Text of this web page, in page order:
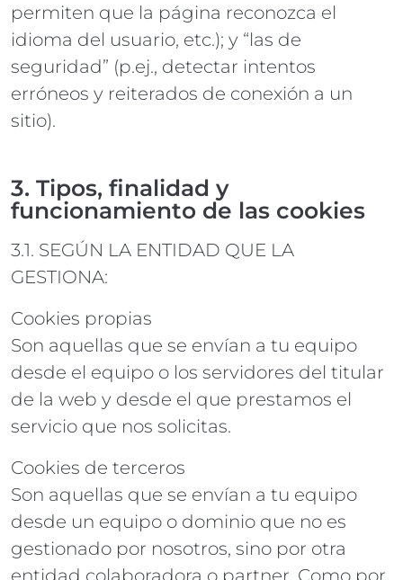
permiten que la página reconozca el
idioma del usuario, etc.); y “las de
seguridad” (p.ej., detectar intentos
erróneos y reiterados de conexión a un
sitio).
3. Tipos, finalidad y
funcionamiento de las cookies
3.1. SEGÚN LA ENTIDAD QUE LA
GESTIONA:
Cookies propias
Son aquellas que se envían a tu equipo
desde el equipo o los servidores del titular
de la web y desde el que prestamos el
servicio que nos solicitas.
Cookies de terceros
Son aquellas que se envían a tu equipo
desde un equipo o dominio que no es
gestionado por nosotros, sino por otra
entidad colaboradora o partner. Como por